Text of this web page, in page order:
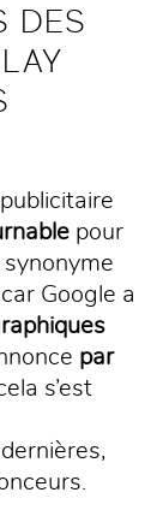
DES
pour
Google a
par
s’est